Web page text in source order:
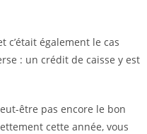
c’était également le cas
: un crédit de caisse y est
être pas encore le bon
cette année, vous